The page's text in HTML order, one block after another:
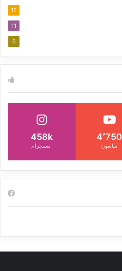
15
11
6
4٬750
متابعون
458k
انستجرام